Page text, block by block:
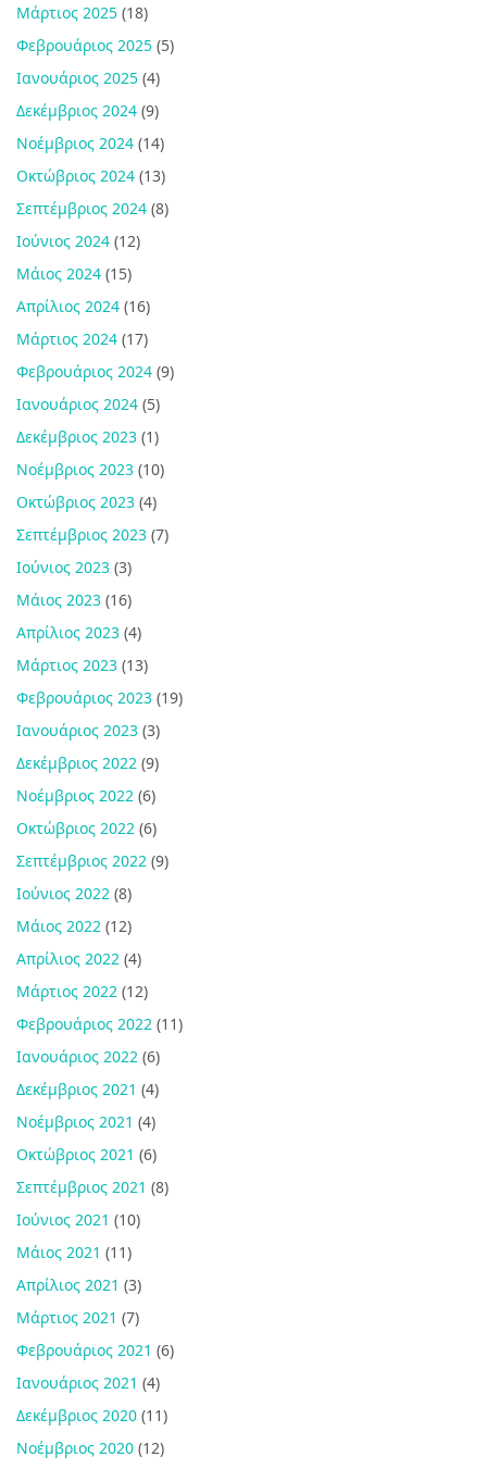
Μάρτιος 2025 (18)
Φεβρουάριος 2025 (5)
Ιανουάριος 2025 (4)
Δεκέμβριος 2024 (9)
Νοέμβριος 2024 (14)
Οκτώβριος 2024 (13)
Σεπτέμβριος 2024 (8)
Ιούνιος 2024 (12)
Μάιος 2024 (15)
Απρίλιος 2024 (16)
Μάρτιος 2024 (17)
Φεβρουάριος 2024 (9)
Ιανουάριος 2024 (5)
Δεκέμβριος 2023 (1)
Νοέμβριος 2023 (10)
Οκτώβριος 2023 (4)
Σεπτέμβριος 2023 (7)
Ιούνιος 2023 (3)
Μάιος 2023 (16)
Απρίλιος 2023 (4)
Μάρτιος 2023 (13)
Φεβρουάριος 2023 (19)
Ιανουάριος 2023 (3)
Δεκέμβριος 2022 (9)
Νοέμβριος 2022 (6)
Οκτώβριος 2022 (6)
Σεπτέμβριος 2022 (9)
Ιούνιος 2022 (8)
Μάιος 2022 (12)
Απρίλιος 2022 (4)
Μάρτιος 2022 (12)
Φεβρουάριος 2022 (11)
Ιανουάριος 2022 (6)
Δεκέμβριος 2021 (4)
Νοέμβριος 2021 (4)
Οκτώβριος 2021 (6)
Σεπτέμβριος 2021 (8)
Ιούνιος 2021 (10)
Μάιος 2021 (11)
Απρίλιος 2021 (3)
Μάρτιος 2021 (7)
Φεβρουάριος 2021 (6)
Ιανουάριος 2021 (4)
Δεκέμβριος 2020 (11)
Νοέμβριος 2020 (12)